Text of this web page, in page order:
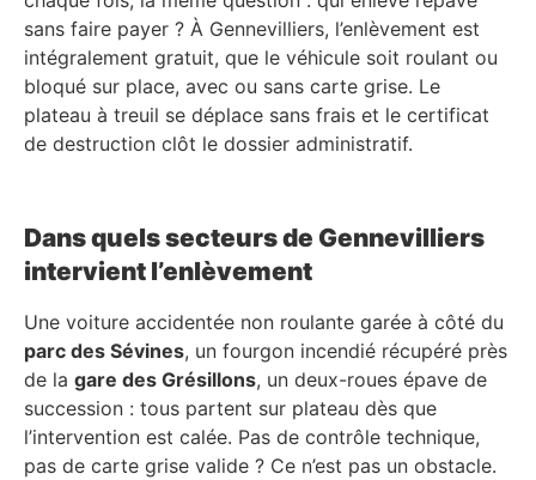
sans faire payer ? À Gennevilliers, l’enlèvement est
intégralement gratuit, que le véhicule soit roulant ou
bloqué sur place, avec ou sans carte grise. Le
plateau à treuil se déplace sans frais et le certificat
de destruction clôt le dossier administratif.
Dans quels secteurs de Gennevilliers
intervient l’enlèvement
Une voiture accidentée non roulante garée à côté du
parc des Sévines, un fourgon incendié récupéré près
de la gare des Grésillons, un deux-roues épave de
succession : tous partent sur plateau dès que
l’intervention est calée. Pas de contrôle technique,
pas de carte grise valide ? Ce n’est pas un obstacle.